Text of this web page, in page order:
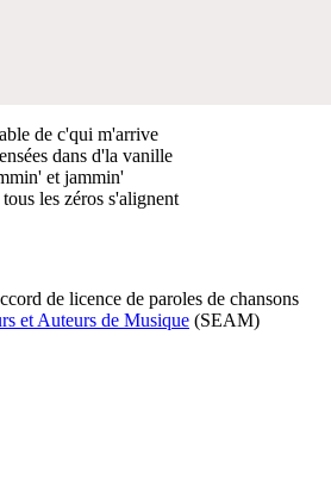
de c'qui m'arrive
dans d'la vanille
et jammin'
les zéros s'alignent
de licence de paroles de chansons
et Auteurs de Musique (SEAM)